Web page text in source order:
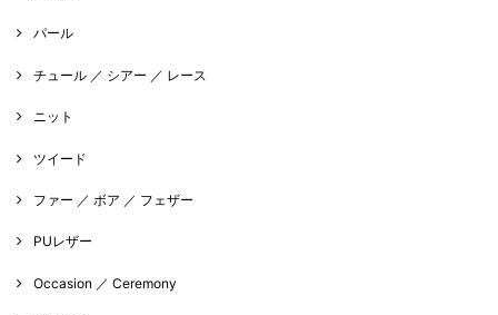
パール
チュール ／ シアー ／ レース
ニット
ツイード
ファー ／ ボア ／ フェザー
PUレザー
Occasion ／ Ceremony